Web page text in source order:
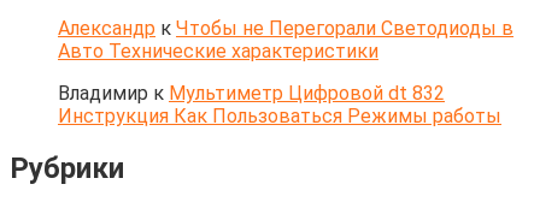
Александр к Чтобы не Перегорали Светодиоды в
Авто Технические характеристики
Владимир к Мультиметр Цифровой dt 832
Инструкция Как Пользоваться Режимы работы
Рубрики